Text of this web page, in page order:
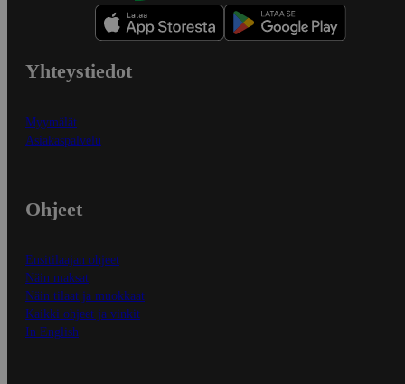
Yhteystiedot
Myymälät
Asiakaspalvelu
Ohjeet
Ensitilaajan ohjeet
Näin maksat
Näin tilaat ja muokkaat
Kaikki ohjeet ja vinkit
In English